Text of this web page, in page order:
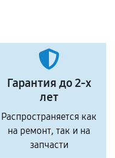
Гарантия до 2-х
лет
Распространяется как
на ремонт, так и на
запчасти